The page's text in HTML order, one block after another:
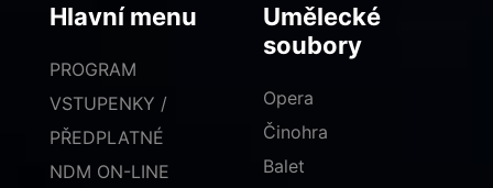
Hlavní menu
PROGRAM
VSTUPENKY /
PŘEDPLATNÉ
NDM ON-LINE
Umělecké
soubory
Opera
Činohra
Balet